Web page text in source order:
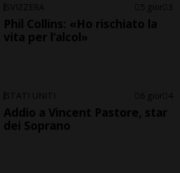
SVIZZERA 5 gior 3
Phil Collins: «Ho rischiato la
vita per l’alcol»
STATI UNITI 6 gior 4
Addio a Vincent Pastore, star
dei Soprano